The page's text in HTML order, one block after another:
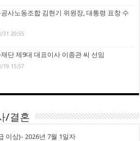
사노동조합 김현기 위원장, 대통령 표창 수
31 20:55
단 제9대 대표이사 이종관 씨 선임
19 15:57
/결혼
이상)- 2026년 7월 1일자